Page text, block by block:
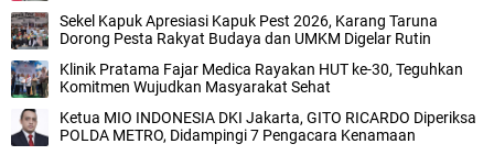
Sekel Kapuk Apresiasi Kapuk Pest 2026, Karang Taruna
Dorong Pesta Rakyat Budaya dan UMKM Digelar Rutin
Klinik Pratama Fajar Medica Rayakan HUT ke-30, Teguhkan
Komitmen Wujudkan Masyarakat Sehat
Ketua MIO INDONESIA DKI Jakarta, GITO RICARDO Diperiksa
POLDA METRO, Didampingi 7 Pengacara Kenamaan